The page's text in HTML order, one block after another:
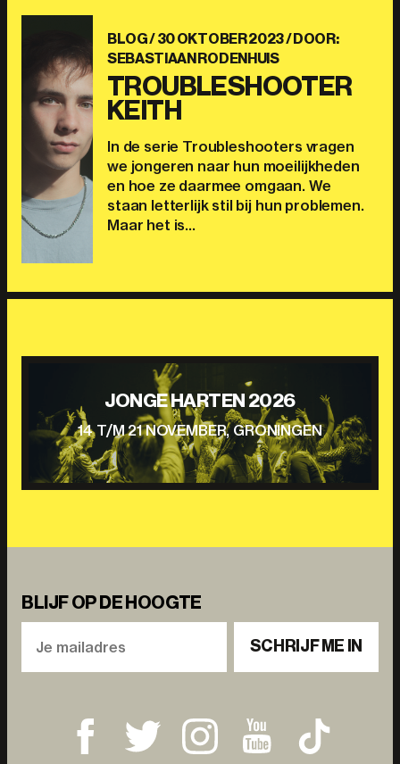
BLOG /30 OKTOBER 2023/ DOOR:
SEBASTIAAN RODENHUIS
TROUBLESHOOTER
KEITH
In de serie Troubleshooters vragen
we jongeren naar hun moeilijkheden
en hoe ze daarmee omgaan. We
staan letterlijk stil bij hun problemen.
Maar het is…
JONGE HARTEN 2026
14 T/M 21 NOVEMBER, GRONINGEN
BLIJF OP DE HOOGTE
SCHRIJF ME IN